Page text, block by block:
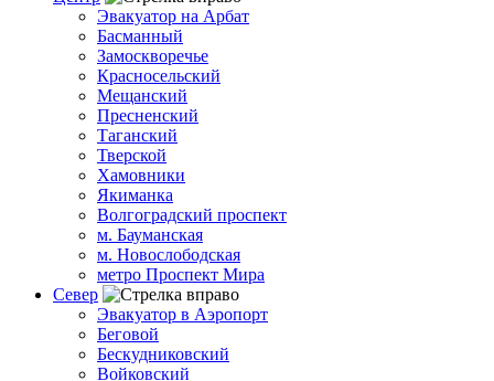
Эвакуатор на Арбат
Басманный
Замоскворечье
Красносельский
Мещанский
Пресненский
Таганский
Тверской
Хамовники
Якиманка
Волгоградский проспект
м. Бауманская
м. Новослободская
метро Проспект Мира
Север
Эвакуатор в Аэропорт
Беговой
Бескудниковский
Войковский